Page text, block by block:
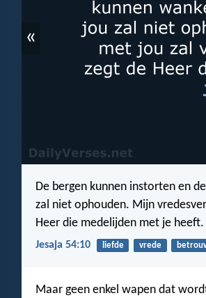
«
De bergen kunnen instorten en
zal niet ophouden. Mijn
Heer die medelijden met je heeft.
Jesaja 54:10 liefde vrede
Maar geen enkel wapen dat